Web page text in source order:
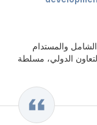
والمستدام
الدولي، مسلطة